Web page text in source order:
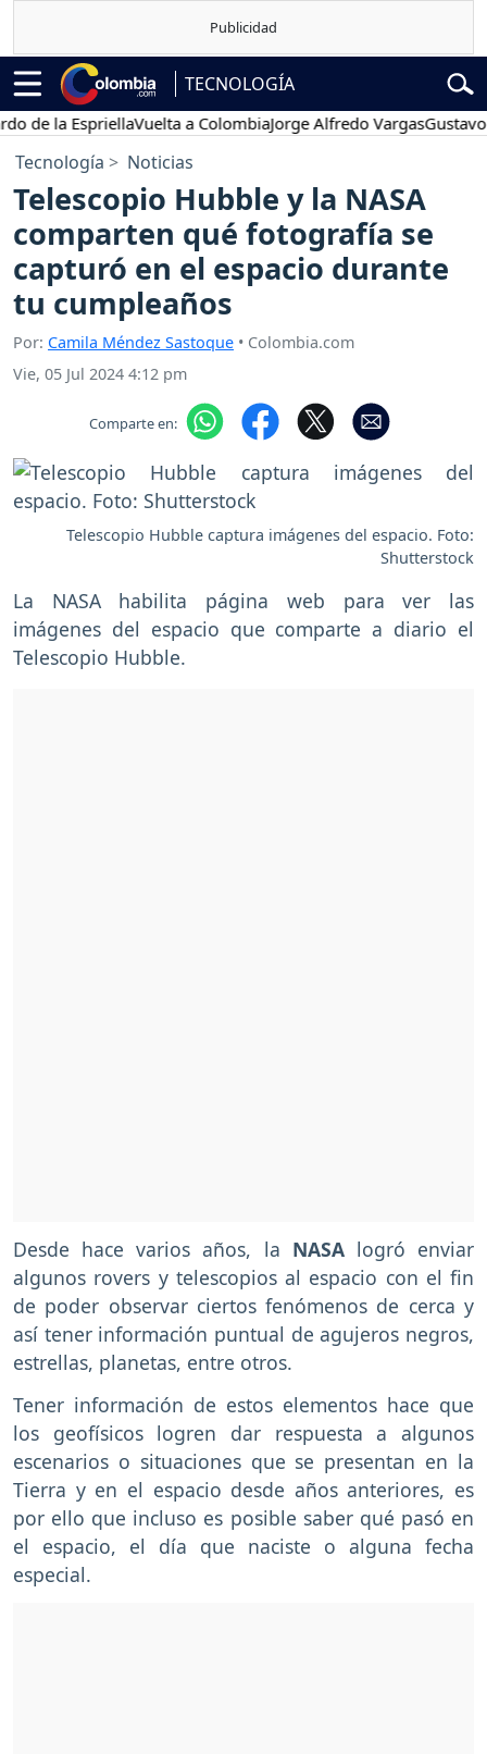
TECNOLOGÍA
la EspriellaVuelta a ColombiaJorge Alfredo VargasGustavo
Tecnología Noticias
Telescopio Hubble y la NASA
comparten qué fotografía se
capturó en el espacio durante
tu cumpleaños
Por: Camila Méndez Sastoque • Colombia.com
Vie, 05 Jul 2024 4:12 pm
Comparte en:
Telescopio Hubble captura imágenes del espacio. Foto:
Shutterstock
La NASA habilita página web para ver las
imágenes del espacio que comparte a diario el
Telescopio Hubble.
Desde hace varios años, la NASA logró enviar
algunos rovers y telescopios al espacio con el fin
de poder observar ciertos fenómenos de cerca y
así tener información puntual de agujeros negros,
estrellas, planetas, entre otros.
Tener información de estos elementos hace que
los geofísicos logren dar respuesta a algunos
escenarios o situaciones que se presentan en la
Tierra y en el espacio desde años anteriores, es
por ello que incluso es posible saber qué pasó en
el espacio, el día que naciste o alguna fecha
especial.